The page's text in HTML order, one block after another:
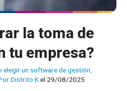
la toma de
tu empresa?
elegir un software de gestión,
Distrito Kel 29/08/2025